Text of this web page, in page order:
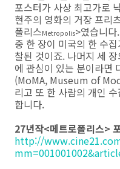
포스터가 사상 최고가로
현주의 영화의 거장 프리
폴리스Metropolis>였습니
중 한 장이 미국의 한 수
찰된 것이죠. 나머지 세
에 관심이 있는 분이라면
(MoMA, Museum of
리고 또 한 사람의 개인
합니다.
27년작<메트로폴리스>
http://